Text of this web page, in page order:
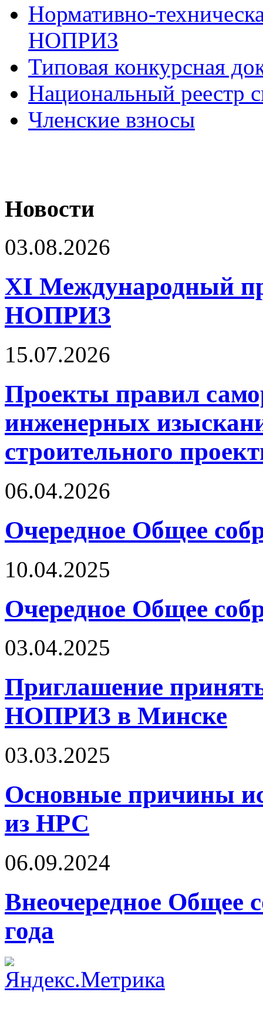
Нормативно-
НОПРИЗ
Типовая конкурсная
Национальный реестр
Членские взносы
Новости
03.08.2026
XI Международный
НОПРИЗ
15.07.2026
Проекты правил
инженерных
строительного
06.04.2026
Очередное Общее
10.04.2025
Очередное Общее
03.04.2025
Приглашение
НОПРИЗ в Минске
03.03.2025
Основные причины
из НРС
06.09.2024
Внеочередное Общее
года